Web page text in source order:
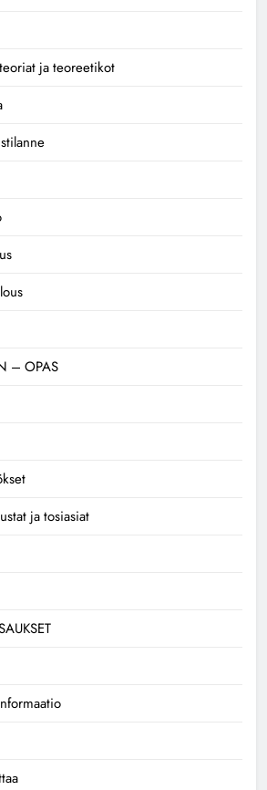
ja teoreetikot
– OPAS
ja tosiasiat